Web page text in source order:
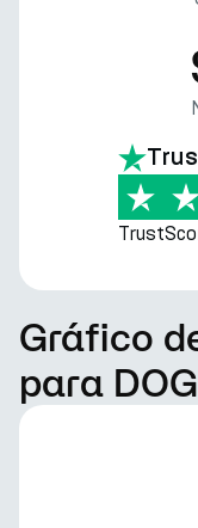
Gráfico
para